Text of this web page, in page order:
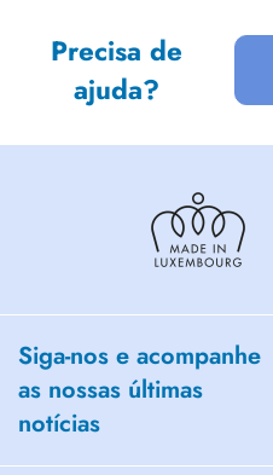
Precisa de
ajuda?
Siga-nos e acompanhe
as nossas últimas
notícias